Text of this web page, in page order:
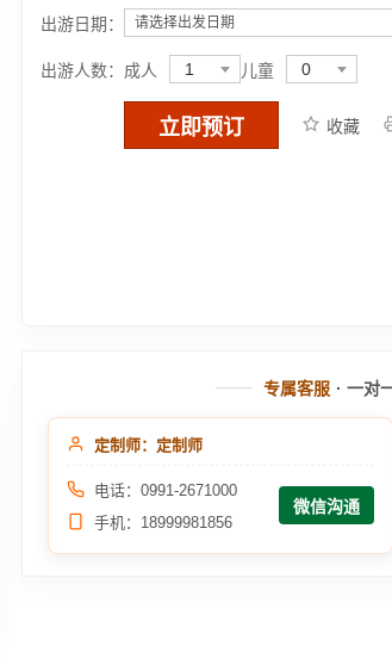
出游日期： 请选择出发日期
出游人数： 成人 1 儿童 0
立即预订 收藏
专属客服 · 一对
定制师：定制师
电话：0991-2671000
手机：18999981856
微信沟通